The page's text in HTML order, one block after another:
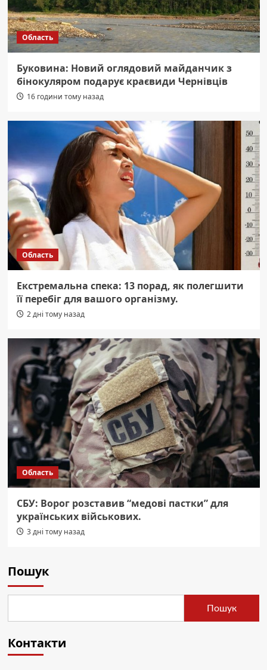
Область
Буковина: Новий оглядовий майданчик з
бінокуляром подарує краєвиди Чернівців
16 години тому назад
Область
Екстремальна спека: 13 порад, як полегшити
її перебіг для вашого організму.
2 дні тому назад
Область
СБУ: Ворог розставив “медові пастки” для
українських військових.
3 дні тому назад
Пошук
Пошук
Контакти